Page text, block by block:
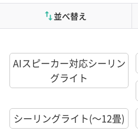
並べ替え
AIスピーカー対応シーリン
グライト
シーリングライト(～12畳)